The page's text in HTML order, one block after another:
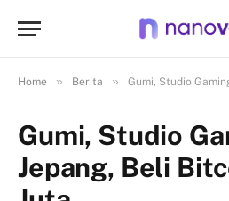
Home » Berita » Gumi, Studio
Gumi, Studio
Jepang, Beli